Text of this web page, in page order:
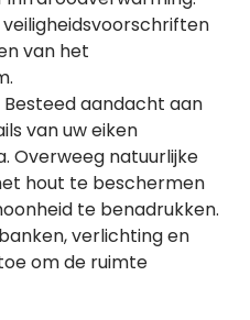
van het
aandacht aan
van uw eiken
Overweeg natuurlijke
hout te beschermen
te benadrukken.
verlichting en
om de ruimte